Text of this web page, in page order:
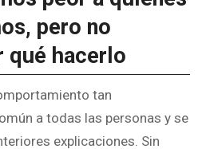
pero no
qué hacerlo
tan
a todas las personas y se
explicaciones. Sin